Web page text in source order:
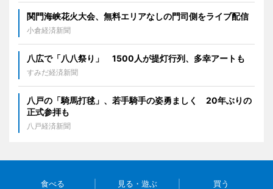
関門海峡花火大会、無料エリアなしの門司側をライブ配信
小倉経済新聞
八広で「八八祭り」 1500人が提灯行列、多幸アートも
すみだ経済新聞
八戸の「騎馬打毬」、若手騎手の姿勇ましく 20年ぶりの
正式参拝も
八戸経済新聞
食べる 見る・遊ぶ 買う